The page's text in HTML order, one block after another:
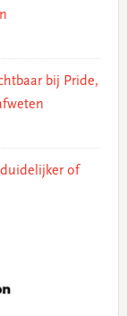
bij Pride,
of